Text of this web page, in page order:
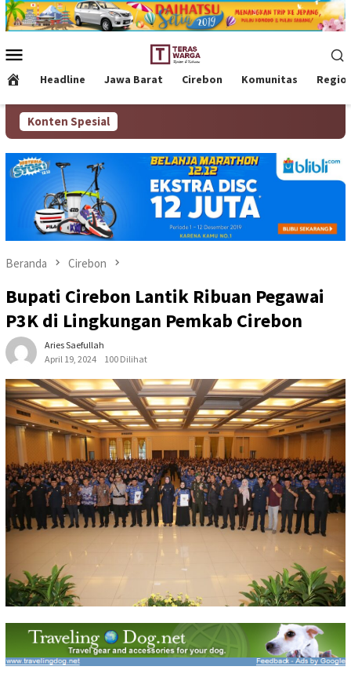
Loncat
ke
Mobile
Headline Jawa Barat Cirebon Komunitas
Konten Spesial
Beranda Cirebon
Bupati Cirebon Lantik Ribuan Pegawai
P3K di Lingkungan Pemkab Cirebon
Aries Saefullah
April 19, 2024
100 Dilihat